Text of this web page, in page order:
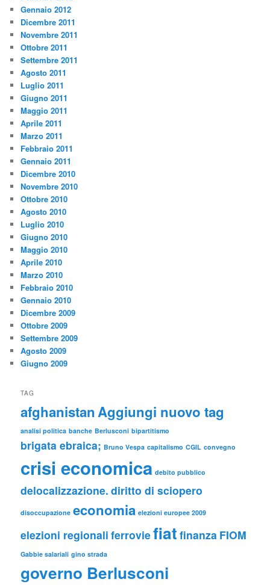
Gennaio 2012
Dicembre 2011
Novembre 2011
Ottobre 2011
Settembre 2011
Agosto 2011
Luglio 2011
Giugno 2011
Maggio 2011
Aprile 2011
Marzo 2011
Febbraio 2011
Gennaio 2011
Dicembre 2010
Novembre 2010
Ottobre 2010
Agosto 2010
Luglio 2010
Giugno 2010
Maggio 2010
Aprile 2010
Marzo 2010
Febbraio 2010
Gennaio 2010
Dicembre 2009
Ottobre 2009
Settembre 2009
Agosto 2009
Giugno 2009
TAG
afghanistanAggiungi nuovo tag
analisi politica banche Berlusconi bipartitismo
brigata ebraica; Bruno Vespa capitalismo CGIL convegno
crisi economica debito pubblico
delocalizzazione. diritto di sciopero
disoccupazione economia elezioni europee 2009
elezioni regionali ferroviefiat finanza FIOM
Gabbie salariali gino strada
governo Berlusconi